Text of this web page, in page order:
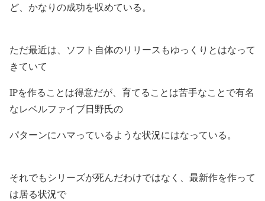
ど、かなりの成功を収めている。
ただ最近は、ソフト自体のリリースもゆっくりとはなって
きていて
IPを作ることは得意だが、育てることは苦手なことで有名
なレベルファイブ日野氏の
パターンにハマっているような状況にはなっている。
それでもシリーズが死んだわけではなく、最新作を作って
は居る状況で